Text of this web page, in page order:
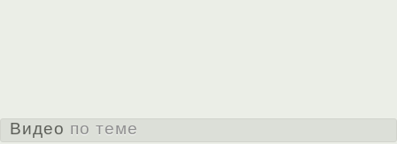
Видео по теме